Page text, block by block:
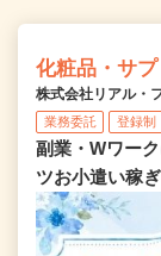
化粧品・サ
株式会社リアル・
業務委託 登録制
副業・Wワー
ツお小遣い稼ぎ